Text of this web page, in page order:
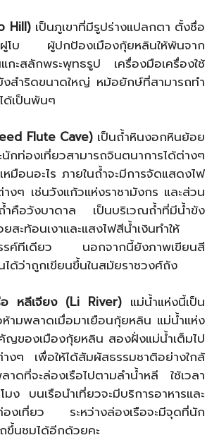
Hill)เป็นภูเขาที่มีรูปร่างแปลกตา ตั้งชื่อ
ฝูโบ ผู้ปกป้องเมืองกุ้ยหลินให้พ้นจาก
ะสลักพระพุทธรูป เครื่องมือเครื่องใช้
สำริดขนาดใหญ่ หม้อยักษ์ที่สามารถทำ
ด้เป็นพันๆ
Flute Cave)เป็นถ้ำหินงอกหินย้อย
องเที่ยวสามารถจินตนาการได้ต่างๆ
หมือนอะไร ภายในถ้ำจะมีการจัดแสดงไฟ
งๆ เช่นวังแก้วแห่งราชามังกร และส่วน
ถ้ำคือวังบาดาล เป็นบริเวณถ้ำที่มีน้ำขัง
ะท้อนเงาและแสงไฟสีน้ำเงินทำให้
รค์ทีเดียว นอกจากนี้ยังภาพเขียนสี
ด้ว่าถูกเขียนขึ้นในสมัยราชวงศ์ถัง
หลีเจียง (Li River) แม่น้ำแห่งนี้เป็น
ามพลาดเมื่อมาเยือนกุ้ยหลิน แม่น้ำแห่ง
ญของเมืองกุ้ยหลิน สองฝั่งแม่น้ำเต็มไป
งๆ เพื่อให้ได้สัมผัสธรรมชาติอย่างใกล้
ดที่จะล่องเรือไปตามลำน้ำหลี ใช้เวลา
บนเรือนำเที่ยวจะมีบริการอาหารและ
องเที่ยว ระหว่างล่องเรือจะมีจุดที่นัก
ขึ้นชมได้อีกด้วยคะ